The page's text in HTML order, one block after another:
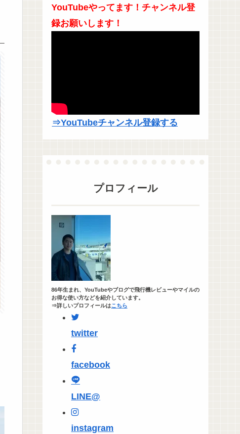
YouTubeやってます！チャンネル登
録お願いします！
⇒YouTubeチャンネル登録する
プロフィール
86年生まれ、YouTubeやブログで飛行機レビューやマイルの
お得な使い方などを紹介しています。
⇒詳しいプロフィールはこちら
twitter
facebook
LINE@
instagram